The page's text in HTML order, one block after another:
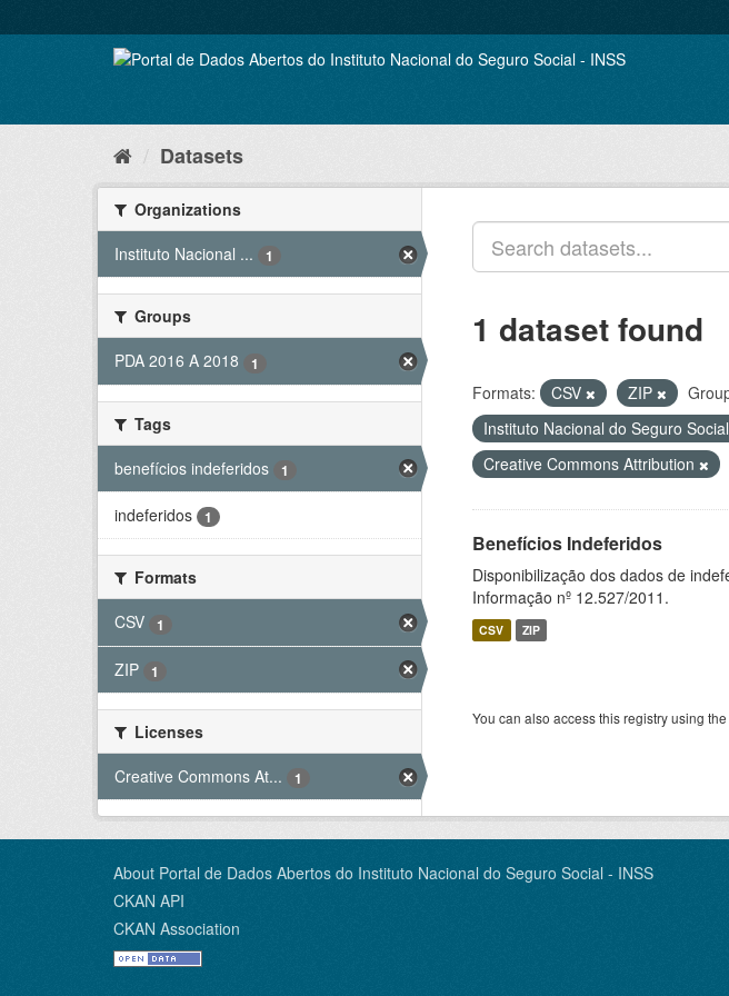
to
Datasets
Organizations
Instituto Nacional ...
1
Groups
PDA 2016 A 2018
1
Tags
benefícios indeferidos
1
indeferidos 1
Formats
CSV
1
ZIP 1
Licenses
Creative Commons At...
1
1 dataset found
Formats: CSV ZIP
Instituto Nacional do Seguro
Creative Commons Attribution
Benefícios Indeferidos
Disponibilização dos dados de
Informação nº 12.527/2011.
CSV ZIP
You can also access this registry using the
About Portal de Dados Abertos do Instituto Nacional do Seguro Social - INSS
CKAN API
CKAN Association